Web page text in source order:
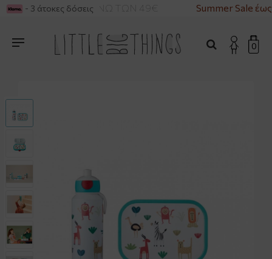
ΓΙΑ ΑΓΟΡΕΣ ΑΝΩ ΤΩΝ 49€ Summer Sale
- 3 άτοκες δόσεις
0